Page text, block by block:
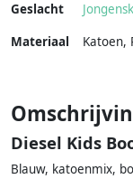
Geslacht
Materiaal
Katoen,
Diesel Kids
Blauw, katoenmix,